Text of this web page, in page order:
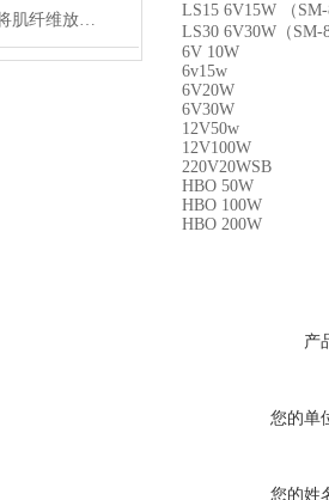
徕卡生物显微镜可将肌纤维放在一特制的架上
LS15 6V15W （
LS30 6V30W（
6V 10W
6v15w
6V20W
6V30W BX41
12V50w BX/
12V100W
HBO 50W
HBO 100W
HBO
产
您的单
您的姓